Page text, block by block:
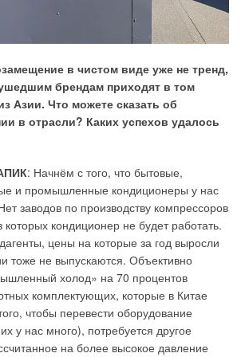
в чистом виде уже не тренд,
ушедшим брендам приходят в том
Азии. Что можете сказать об
в отрасли? Каких успехов удалось
: Начнём с того, что бытовые,
и промышленные кондиционеры у нас
заводов по производству компрессоров
которых кондиционер не будет работать.
цены на которые за год выросли
тоже не выпускаются. Объективно
холод» на 70 процентов
комплектующих, которые в Китае
чтобы перевести оборудование
у нас много), потребуется другое
на более высокое давление
на перекачку теплоносителя,
сетях и внутридомовых
и водоснабжения, а также
общедомового назначения.
в СП 510.1325800.2022 «Тепловые
теплоснабжения» и обновить
2.01–2014 «Требования к содержанию
энергетического паспорта проекта
здания» с учётом прошедших
представить обновлённые форму
паспорта проекта жилого
и содержание текста с методиками
энергетической эффективности здания.
в вышеперечисленные СП
инженерной
научно-технических журналах и переданы
России.